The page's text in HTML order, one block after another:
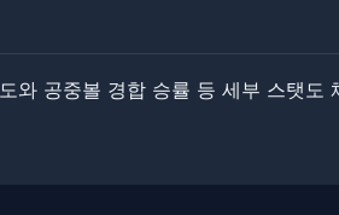
공중볼 경합 승률 등 세부 스탯